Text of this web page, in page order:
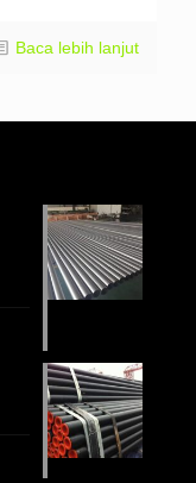
Baca lebih lanjut